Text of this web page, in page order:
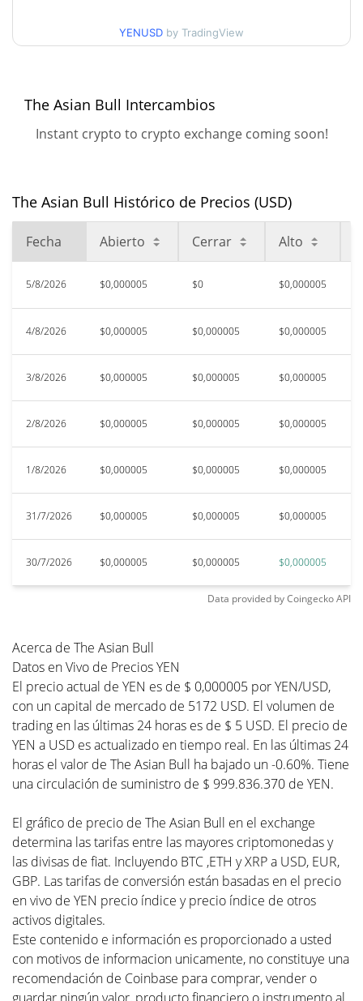
Mínimo/máximo en 90
$0,0000050588435 /
Mínimo/máximo en 52
All Time Low
ago. 1, 2026 (4 days ago)
$0,000005
3.54%
YENUSD by TradingView
The Asian Bull Intercambios
Instant crypto to crypto exchange coming soon!
The Asian Bull Histórico de Precios (USD)
Fecha Abierto Cerrar Alto
5/8/2026 $0,000005 $0 $0,000005
4/8/2026 $0,000005 $0,000005 $0,000005
3/8/2026 $0,000005 $0,000005 $0,000005
2/8/2026 $0,000005 $0,000005 $0,000005
1/8/2026 $0,000005 $0,000005 $0,000005
31/7/2026 $0,000005 $0,000005 $0,000005
30/7/2026 $0,000005 $0,000005 $0,000005
Data provided byCoingeckoAPI
Acerca de The Asian Bull
Datos en Vivo de Precios YEN
El precio actual de YEN es de $ 0,000005 por YEN/USD,
con un capital de mercado de 5172 USD. El volumen de
trading en las últimas 24 horas es de $ 5 USD. El precio de
YEN a USD es actualizado en tiempo real. En las últimas 24
horas el valor de The Asian Bull ha bajado un -0.60%. Tiene
una circulación de suministro de $ 999.836.370 de YEN.
El gráfico de precio de The Asian Bull en el exchange
determina las tarifas entre las mayores criptomonedas y
las divisas de fiat. Incluyendo BTC ,ETH y XRP a USD, EUR,
GBP. Las tarifas de conversión están basadas en el precio
en vivo de YEN precio índice y precio índice de otros
activos digitales.
Este contenido e información es proporcionado a usted
con motivos de informacion unicamente, no constituye una
recomendación de Coinbase para comprar, vender o